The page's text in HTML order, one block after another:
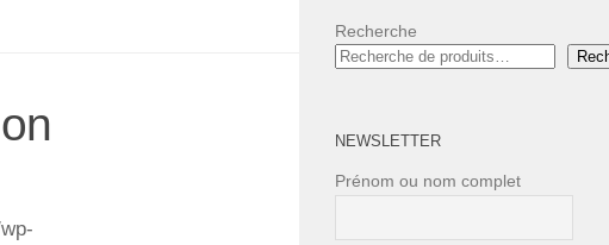
Recherche
NEWSLETTER
Prénom ou nom complet